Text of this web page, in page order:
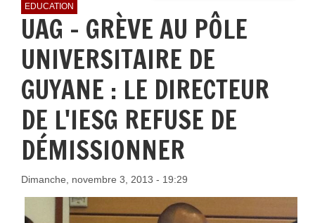
EDUCATION
UAG - GRÈVE AU PÔLE
UNIVERSITAIRE DE
GUYANE : LE DIRECTEUR
DE L'IESG REFUSE DE
DÉMISSIONNER
Dimanche, novembre 3, 2013 - 19:29